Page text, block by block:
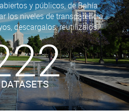
y públicos, de Bahía
los niveles de transparencia.
descargalos, reutilizalos.
DATASETS